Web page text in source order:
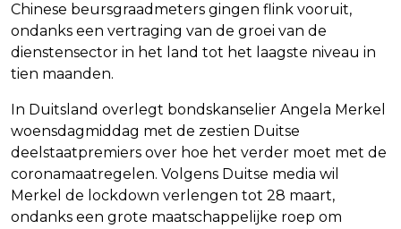
Chinese beursgraadmeters gingen flink vooruit,
ondanks een vertraging van de groei van de
dienstensector in het land tot het laagste niveau in
tien maanden.
In Duitsland overlegt bondskanselier Angela Merkel
woensdagmiddag met de zestien Duitse
deelstaatpremiers over hoe het verder moet met de
coronamaatregelen. Volgens Duitse media wil
Merkel de lockdown verlengen tot 28 maart,
ondanks een grote maatschappelijke roep om